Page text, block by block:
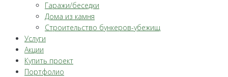
Гаражи/беседки
Дома из камня
Строительство бункеров-убежищ
Услуги
Акции
Купить проект
Портфолио